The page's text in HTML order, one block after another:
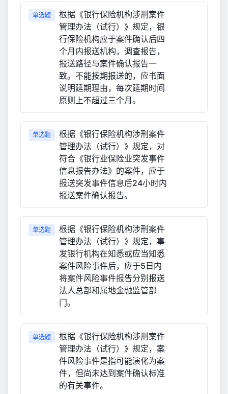
单选题
根据《银行保险机构涉刑案件
管理办法（试行）》规定，银
行保险机构应于案件确认后四
个月内报送机构，调查报告，
报送路径与案件确认报告一
致。不能按期报送的，应书面
说明延期理由，每次延期时间
原则上不超过三个月。
单选题
根据《银行保险机构涉刑案件
管理办法（试行）》规定，对
符合《银行业保险业突发事件
信息报告办法》的案件，应于
报送突发事件信息后24小时内
报送案件确认报告。
单选题
根据《银行保险机构涉刑案件
管理办法（试行）》规定，事
发银行机构在知悉或应当知悉
案件风险事件后，应于5日内
将案件风险事件报告分别报送
法人总部和属地金融监管部
门。
单选题
根据《银行保险机构涉刑案件
管理办法（试行）》规定，案
件风险事件是指可能演化为案
件，但尚未达到案件确认标准
的有关事件。